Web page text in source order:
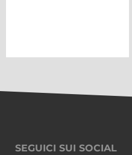
SEGUICI SUI SOCIAL